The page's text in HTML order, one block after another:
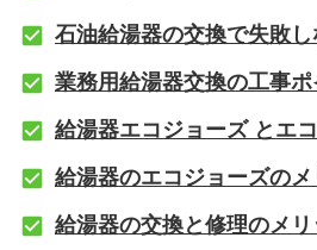
石油給湯器の交換で失敗し
業務用給湯器交換の工事ポ
給湯器エコジョーズ とエ
給湯器のエコジョーズの
給湯器の交換と修理のメ